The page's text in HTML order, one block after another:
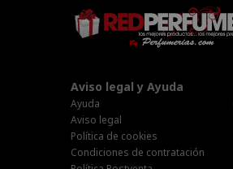
Aviso legal y Ayuda
Ayuda
Aviso legal
Política de cookies
Condiciones de contratación